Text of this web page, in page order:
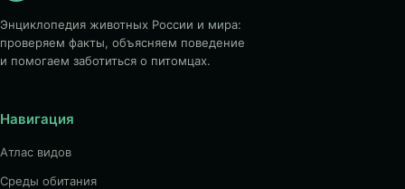
Энциклопедия животных России и мира:
проверяем факты, объясняем поведение
и помогаем заботиться о питомцах.
Навигация
Атлас видов
Среды обитания